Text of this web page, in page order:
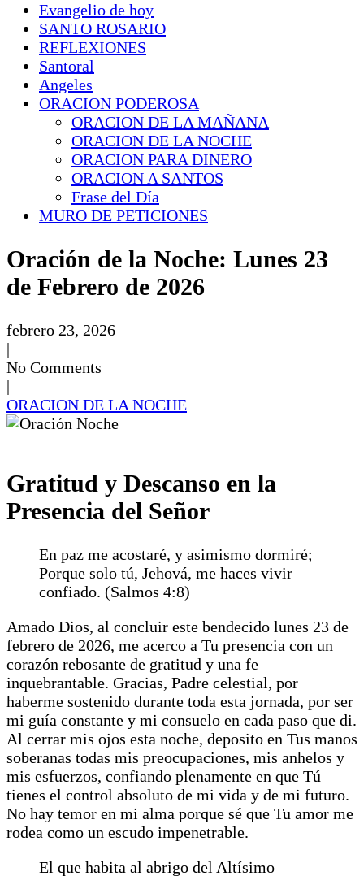
Evangelio de hoy
SANTO ROSARIO
REFLEXIONES
Santoral
Angeles
ORACION PODEROSA
ORACION DE LA MAÑANA
ORACION DE LA NOCHE
ORACION PARA DINERO
ORACION A SANTOS
Frase del Día
MURO DE PETICIONES
Oración de la Noche: Lunes 23
de Febrero de 2026
febrero 23, 2026
|
No Comments
|
ORACION DE LA NOCHE
Gratitud y Descanso en la
Presencia del Señor
En paz me acostaré, y asimismo dormiré;
Porque solo tú, Jehová, me haces vivir
confiado. (Salmos 4:8)
Amado Dios, al concluir este bendecido lunes 23 de
febrero de 2026, me acerco a Tu presencia con un
corazón rebosante de gratitud y una fe
inquebrantable. Gracias, Padre celestial, por
haberme sostenido durante toda esta jornada, por ser
mi guía constante y mi consuelo en cada paso que di.
Al cerrar mis ojos esta noche, deposito en Tus manos
soberanas todas mis preocupaciones, mis anhelos y
mis esfuerzos, confiando plenamente en que Tú
tienes el control absoluto de mi vida y de mi futuro.
No hay temor en mi alma porque sé que Tu amor me
rodea como un escudo impenetrable.
El que habita al abrigo del Altísimo